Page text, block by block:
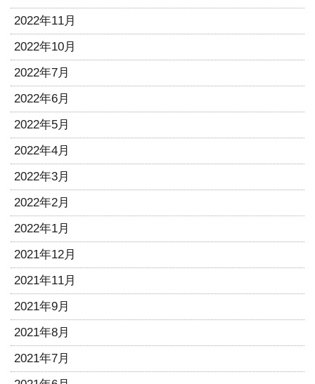
2022年11月
2022年10月
2022年7月
2022年6月
2022年5月
2022年4月
2022年3月
2022年2月
2022年1月
2021年12月
2021年11月
2021年9月
2021年8月
2021年7月